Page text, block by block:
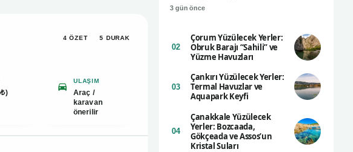
4 ÖZET 5 DURAK
ULAŞIM
Araç /
karavan
önerilir
3 gün önce
02
Çorum Yüzülecek Yerler:
Obruk Barajı “Sahili” ve
Yüzme Havuzları
03
Çankırı Yüzülecek Yerler:
Termal Havuzlar ve
Aquapark Keyfi
04
Çanakkale Yüzülecek
Yerler: Bozcaada,
Gökçeada ve Assos’un
Kristal Suları